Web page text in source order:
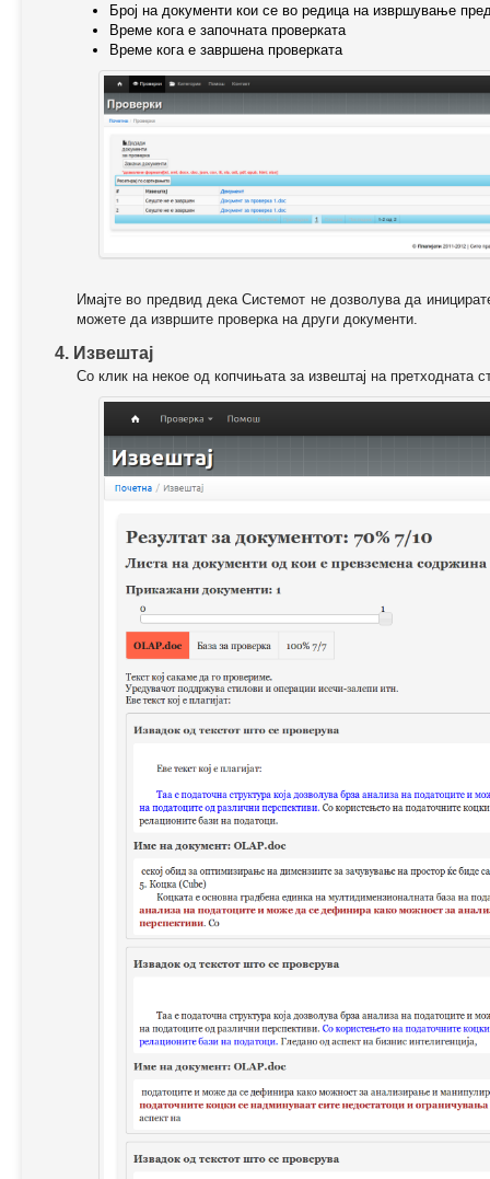
Број на документи кои се во редица на извршување
Време кога е започната проверката
Време кога е завршена проверката
Имајте во предвид дека Системот не дозволува да
можете да извршите проверка на други документи.
4. Извештај
Со клик на некое од копчињата за извештај на претходната